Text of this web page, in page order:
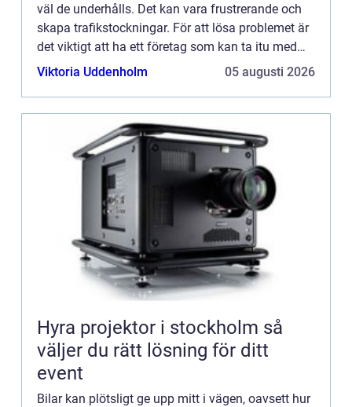
väl de underhålls. Det kan vara frustrerande och
skapa trafikstockningar. För att lösa problemet är
det viktigt att ha ett företag som kan ta itu med
s&arin...
Viktoria Uddenholm 05 augusti 2026
Hyra projektor i stockholm så
väljer du rätt lösning för ditt
event
Bilar kan plötsligt ge upp mitt i vägen, oavsett hur